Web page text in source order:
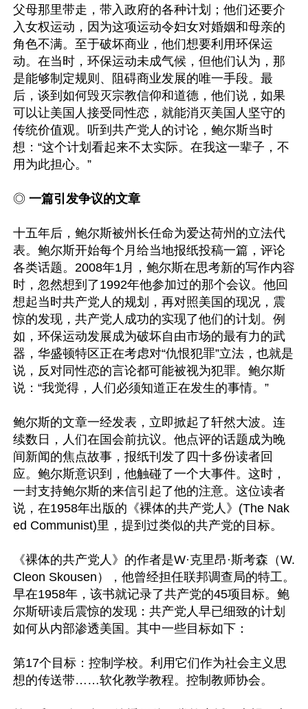
父母那里带走，带入政府的各种计划；他们还要介
入女权运动，因为这项运动令妇女对婚姻和母亲的
角色不满。至于破坏商业，他们想要利用环保运
动。在当时，环保运动未成气候，但他们认为，那
是能够制定规则、阻碍商业发展的唯一手段。最
后，谈到如何毁灭宗教信仰和道德，他们说，如果
可以让美国人接受同性恋，就能消灭美国人坚守的
传统价值观。听到共产党人的讨论，鲍尔斯当时
想：“这个计划看起来不太实际。在我这一辈子，不
用为此担心。”
◎ 一篇引发争议的文章
十五年后，鲍尔斯被州长任命为爱达荷州的立法代
表。鲍尔斯开始每个月给当地报纸投稿一篇，评论
各类话题。2008年1月，鲍尔斯在思考新的写作内容
时，忽然想到了1992年他参加过的那个会议。他回
想起当时共产党人的规划，再对照美国的现况，震
惊的发现，共产党人成功的实现了他们的计划。例
如，环保运动发展成为破坏自由市场的最有力的武
器，华盛顿特区正在考虑对“仇恨犯罪”立法，也就是
说，反对同性恋的言论都可能被视为犯罪。鲍尔斯
说：“我觉得，人们必须知道正在发生的事情。”
鲍尔斯的文章一经发表，立即掀起了轩然大波。连
续数日，人们在国会前抗议。他点评的话题成为晚
间新闻的焦点故事，报纸刊发了四十多份读者回
应。鲍尔斯意识到，他触碰了一个大事件。这时，
一封支持鲍尔斯的来信引起了他的注意。这位读者
说，在1958年出版的《裸体的共产党人》(The Nak
ed Communist)里，提到过类似的共产党的目标。
《裸体的共产党人》的作者是W·克里昂·斯考森（W.
Cleon Skousen），他曾经担任联邦调查局的特工。
早在1958年，该书就记录了共产党的45项目标。鲍
尔斯研读后震惊的发现：共产党人早已细致的计划
如何从内部渗透美国。其中一些目标如下：
第17个目标：控制学校。利用它们作为社会主义思
想的传送带……软化教学教程。控制教师协会。